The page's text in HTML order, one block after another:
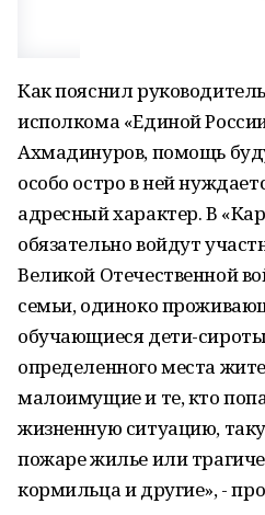
Как пояснил
исполкома «Единой
Ахмадинуров, помощь
особо остро в ней
адресный характер. В
обязательно войдут
Великой Отечественной
семьи, одиноко
обучающиеся дети-
определенного места
малоимущие и те, кто
жизненную ситуацию,
пожаре жилье или
кормильца и другие», -